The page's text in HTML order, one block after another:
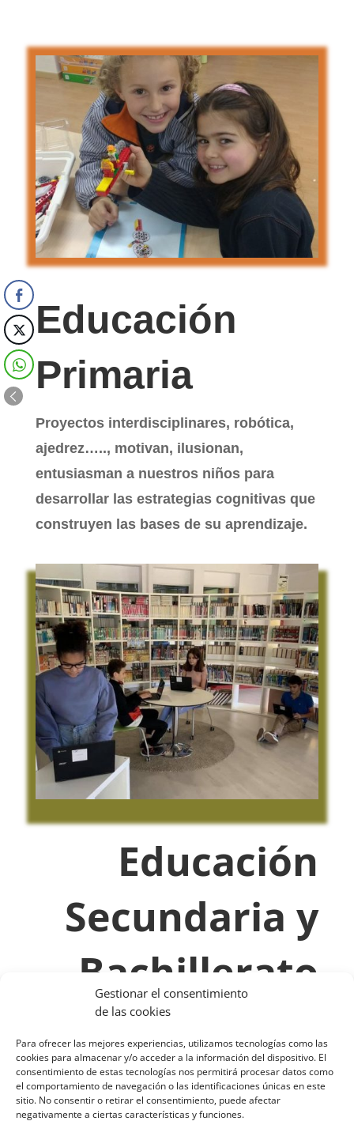
Gestionar el consentimiento
de las cookies
Para ofrecer las mejores experiencias, utilizamos tecnologías como las
cookies para almacenar y/o acceder a la información del dispositivo. El
consentimiento de estas tecnologías nos permitirá procesar datos como
el comportamiento de navegación o las identificaciones únicas en este
sitio. No consentir o retirar el consentimiento, puede afectar
negativamente a ciertas características y funciones.
Educación
Primaria
Proyectos interdisciplinares, robótica,
ajedrez….., motivan, ilusionan,
entusiasman a nuestros niños para
desarrollar las estrategias cognitivas que
construyen las bases de su aprendizaje.
Educación
Secundaria y
Bachillerato
El trabajo colaborativo, el desarrollo del
pensamiento crítico, el compromiso y
una buena convivencia favorecen el
conseguir unos excelentes resultados. La
ilusión de cumplir un sueño.